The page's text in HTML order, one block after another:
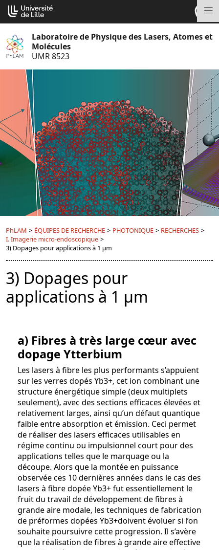
Aller
au
contenu
Laboratoire de Physique des Lasers, Atomes et
Molécules
UMR 8523
PhLAM > ÉQUIPES DE RECHERCHE > PHOTONIQUE > RECHERCHES >
I. Imagerie micro-endoscopique >
3) Dopages pour applications à 1 µm
3) Dopages pour
applications à 1 µm
a) Fibres à très large cœur avec
dopage Ytterbium
Les lasers à fibre les plus performants s’appuient
sur les verres dopés Yb3+, cet ion combinant une
structure énergétique simple (deux multiplets
seulement), avec des sections efficaces élevées et
relativement larges, ainsi qu’un défaut quantique
faible entre absorption et émission. Ceci permet
de réaliser des lasers efficaces utilisables en
régime continu ou impulsionnel court pour des
applications telles que le marquage ou la
découpe. Alors que la montée en puissance
observée ces 10 dernières années dans le cas des
lasers à fibre dopée Yb3+ fut essentiellement le
fruit du travail de développement de fibres à
grande aire modale, les techniques de fabrication
de préformes dopées Yb3+doivent évoluer si l’on
souhaite poursuivre cette progression. Il s’avère
que la réalisation de fibres à grande aire effective
Cookies management panel